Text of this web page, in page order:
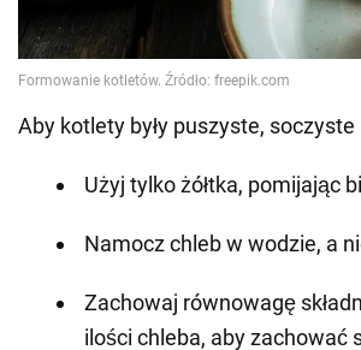
Aby kotlety były puszyste, soczyste
Użyj tylko żółtka, pomijając
Namocz chleb w wodzie, a
Zachowaj równowagę
ilości chleba, aby zachować